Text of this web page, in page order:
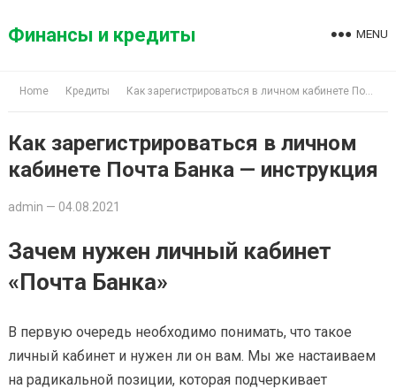
toФинансы и кредиты MENU
Home Кредиты Как зарегистрироваться в личном кабинете Почта Банка — инструкция
Как зарегистрироваться в личном
кабинете Почта Банка — инструкция
admin — 04.08.2021
Зачем нужен личный кабинет
«Почта Банка»
В первую очередь необходимо понимать, что такое
личный кабинет и нужен ли он вам. Мы же настаиваем
на радикальной позиции, которая подчеркивает